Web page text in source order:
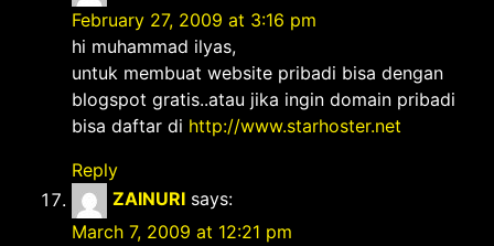
February 27, 2009 at 3:16 pm
hi muhammad ilyas,
untuk membuat website pribadi bisa dengan
blogspot gratis..atau jika ingin domain pribadi
bisa daftar di http://www.starhoster.net
Reply
ZAINURI says:
March 7, 2009 at 12:21 pm